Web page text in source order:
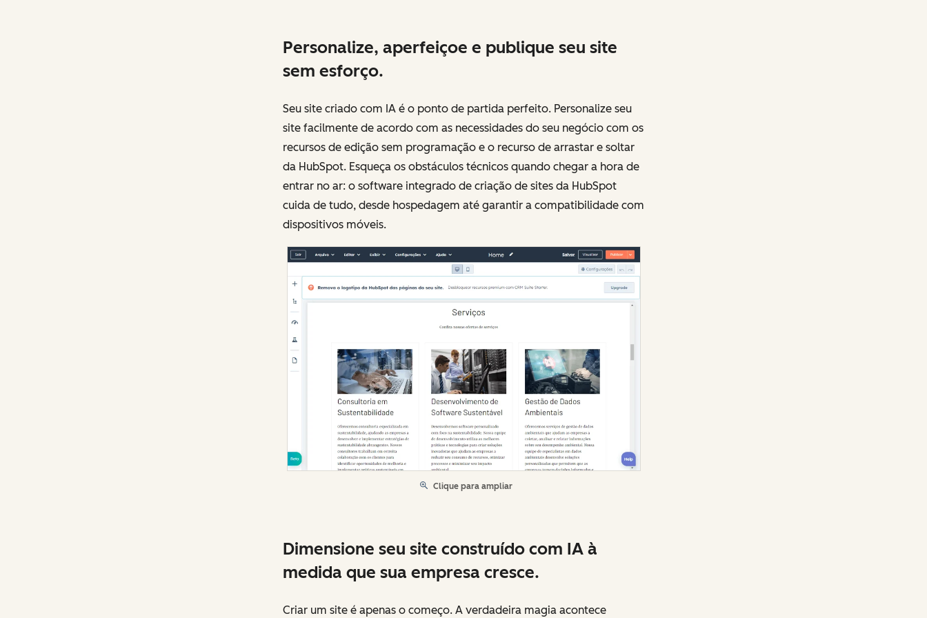
Personalize, aperfeiçoe e publique seu site
sem esforço.
Seu site criado com IA é o ponto de partida perfeito. Personalize seu
site facilmente de acordo com as necessidades do seu negócio com os
recursos de edição sem programação e o recurso de arrastar e soltar
da HubSpot. Esqueça os obstáculos técnicos quando chegar a hora de
entrar no ar: o software integrado de criação de sites da HubSpot
cuida de tudo, desde hospedagem até garantir a compatibilidade com
dispositivos móveis.
Clique para ampliar
Dimensione seu site construído com IA à
medida que sua empresa cresce.
Criar um site é apenas o começo. A verdadeira magia acontece